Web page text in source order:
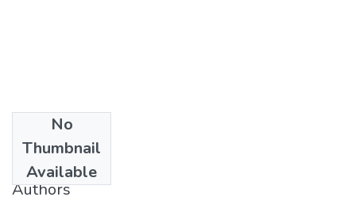
No
Thumbnail
Available
2022
Authors